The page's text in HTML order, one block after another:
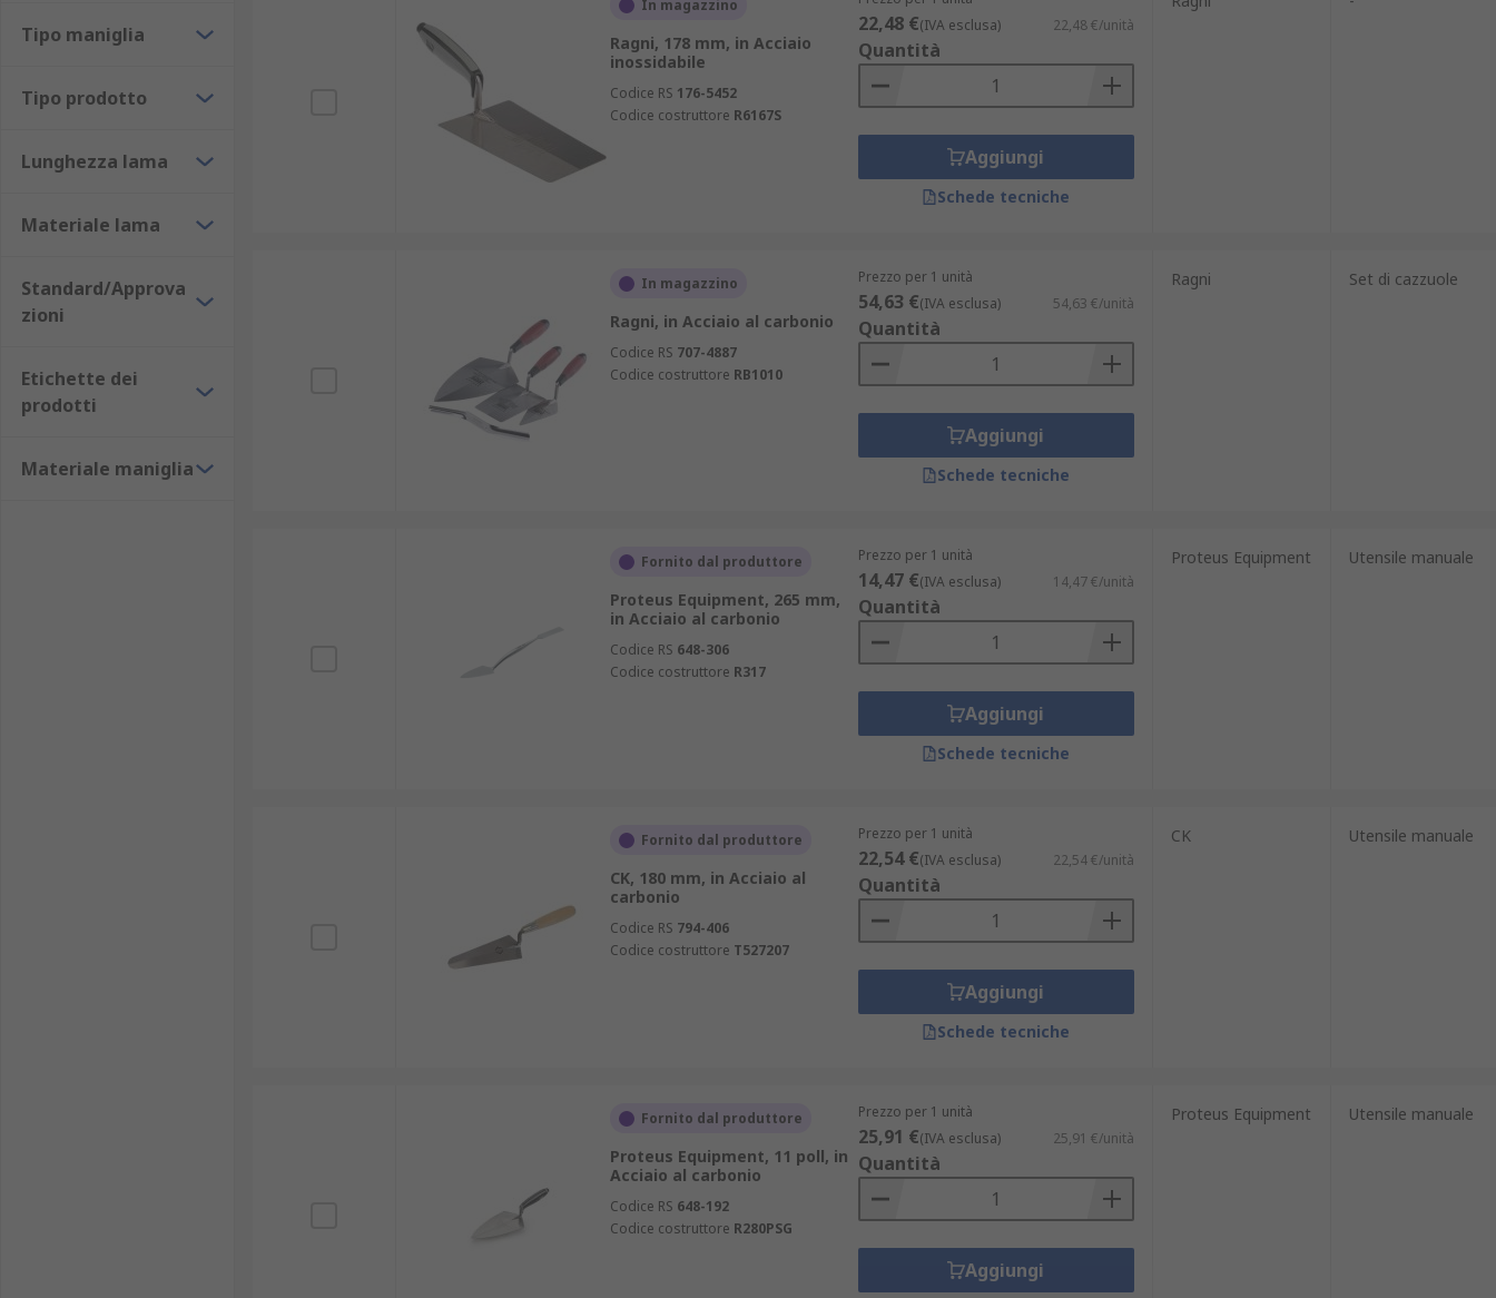
applicazioni. Ad esempio si possono trovare modelli di:
Cazzuola per muratori
Cazzuola dentellata
Cazzuola per margini
Le lame di questi utensili sono realizzate in acciaio al carbonio forgiato o in acciaio inox fuso, il quale ha una maggiore resistenza all'usura.
Tipo maniglia
Tipo prodotto
Lunghezza lama
Materiale lama
Standard/Approva
zioni
Etichette dei
prodotti
Materiale maniglia
In magazzino
Ragni, 178 mm, in Acciaio
inossidabile
Codice RS 176-5452
Codice costruttore R6167S
22,48 €(IVA esclusa) 22,48 €/unità
Quantità
Aggiungi
Schede tecniche
In magazzino
Ragni, in Acciaio al carbonio
Codice RS 707-4887
Codice costruttore RB1010
Prezzo per 1 unità
54,63 €(IVA esclusa) 54,63 €/unità
Quantità
Aggiungi
Schede tecniche
Ragni Set di cazzuole
Fornito dal produttore
Proteus Equipment, 265 mm,
in Acciaio al carbonio
Codice RS 648-306
Codice costruttore R317
Prezzo per 1 unità
14,47 €(IVA esclusa) 14,47 €/unità
Quantità
Aggiungi
Schede tecniche
Proteus Equipment Utensile manuale
Fornito dal produttore
CK, 180 mm, in Acciaio al
carbonio
Codice RS 794-406
Codice costruttore T527207
Prezzo per 1 unità
22,54 €(IVA esclusa) 22,54 €/unità
Quantità
Aggiungi
Schede tecniche
CK Utensile manuale
Fornito dal produttore
Proteus Equipment, 11 poll, in
Acciaio al carbonio
Codice RS 648-192
Codice costruttore R280PSG
Prezzo per 1 unità
25,91 €(IVA esclusa) 25,91 €/unità
Quantità
Aggiungi
Proteus Equipment Utensile manuale